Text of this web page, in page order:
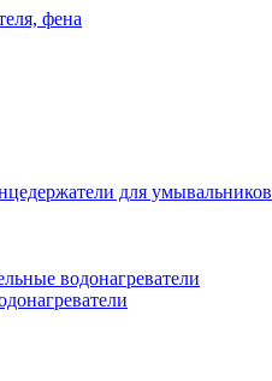
фена
для умывальников
водонагреватели